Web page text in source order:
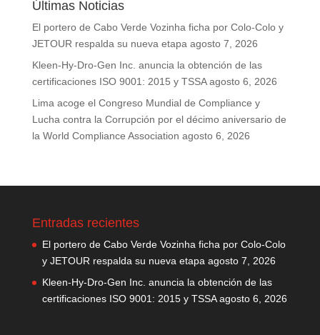
Últimas Noticias
El portero de Cabo Verde Vozinha ficha por Colo-Colo y
JETOUR respalda su nueva etapa agosto 7, 2026
Kleen-Hy-Dro-Gen Inc. anuncia la obtención de las
certificaciones ISO 9001: 2015 y TSSA agosto 6, 2026
Lima acoge el Congreso Mundial de Compliance y
Lucha contra la Corrupción por el décimo aniversario de
la World Compliance Association agosto 6, 2026
Entradas recientes
El portero de Cabo Verde Vozinha ficha por Colo-Colo
y JETOUR respalda su nueva etapa agosto 7, 2026
Kleen-Hy-Dro-Gen Inc. anuncia la obtención de las
certificaciones ISO 9001: 2015 y TSSA agosto 6, 2026